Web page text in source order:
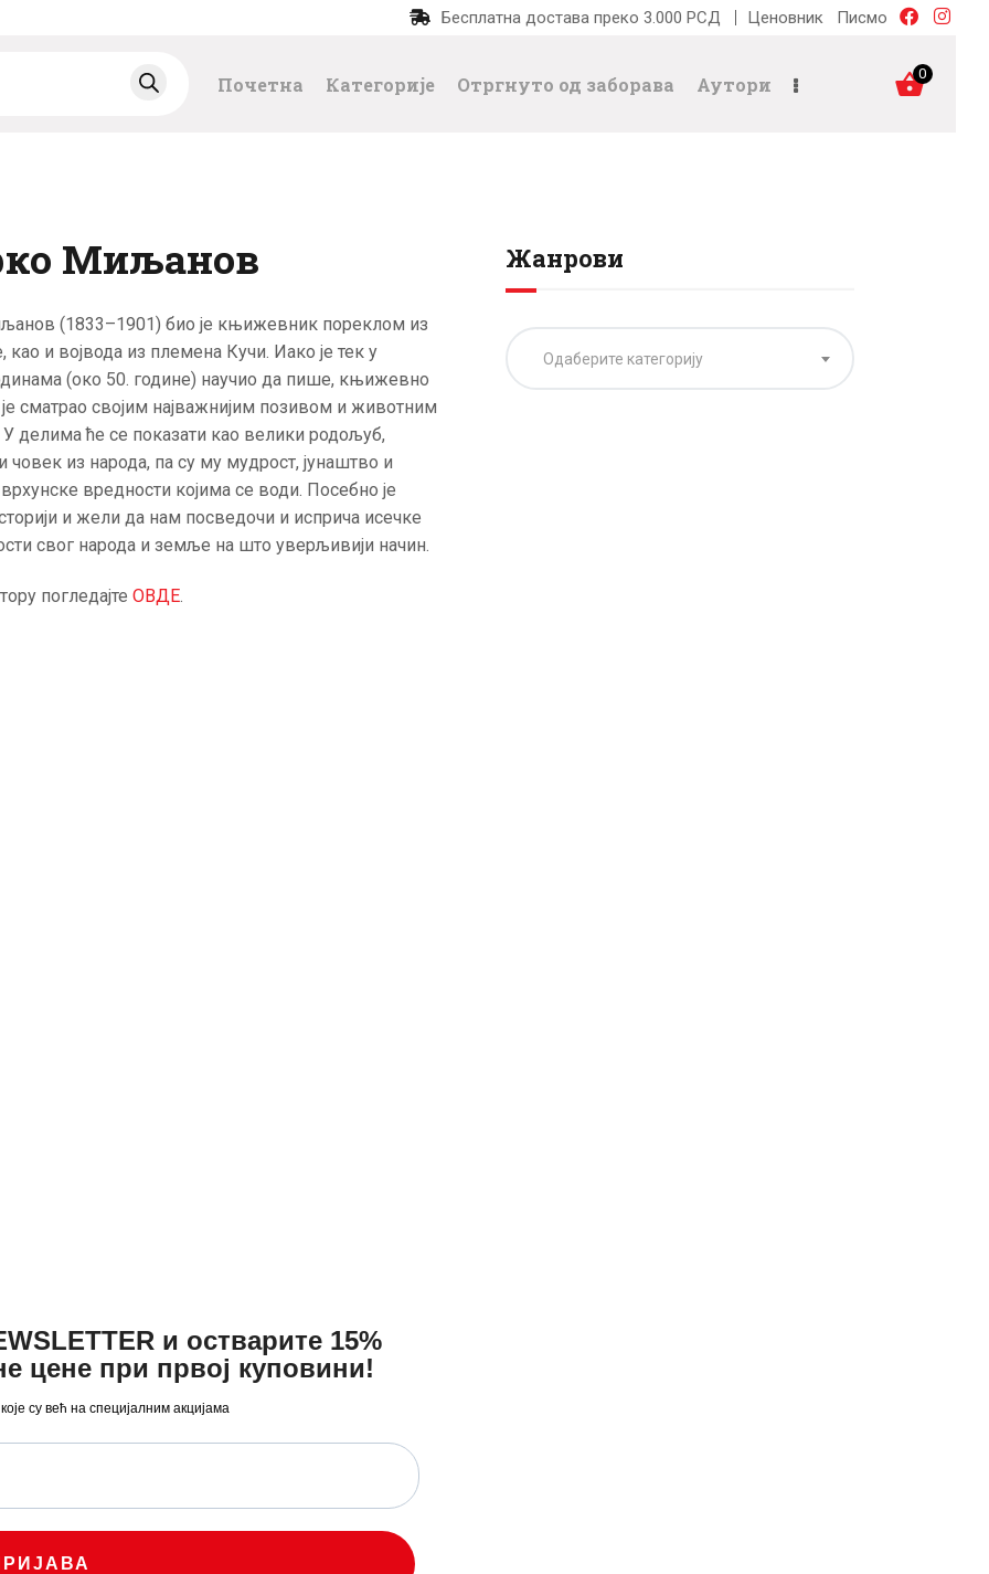
Бесплатна достава преко 3.000 РСД Ценовник Писмо
Почетна Категорије Отргнуто од заборава Аутори 0
КАТЕГОРИЈЕ
НОВЕ КЊИГЕ
ОТРГНУТО ОД
ЗАБОРАВА
АУТОРИ
АКТУЕЛНОСТИ
ЦЕНОВНИК
Миљанов
(1833–1901) био је књижевник пореклом из
као и војвода из племена Кучи. Иако је тек у
(око 50. године) научио да пише, књижевно
сматрао својим најважнијим позивом и животним
делима ће се показати као велики родољуб,
човек из народа, па су му мудрост, јунаштво и
врхунске вредности којима се води. Посебно је
и жели да нам посведочи и исприча исечке
свог народа и земље на што уверљивији начин.
погледајтеОВДЕ.
и остварите 15%
цене при првој куповини!
су већ на специјалним акцијама
Жанрови
Одаберите категорију